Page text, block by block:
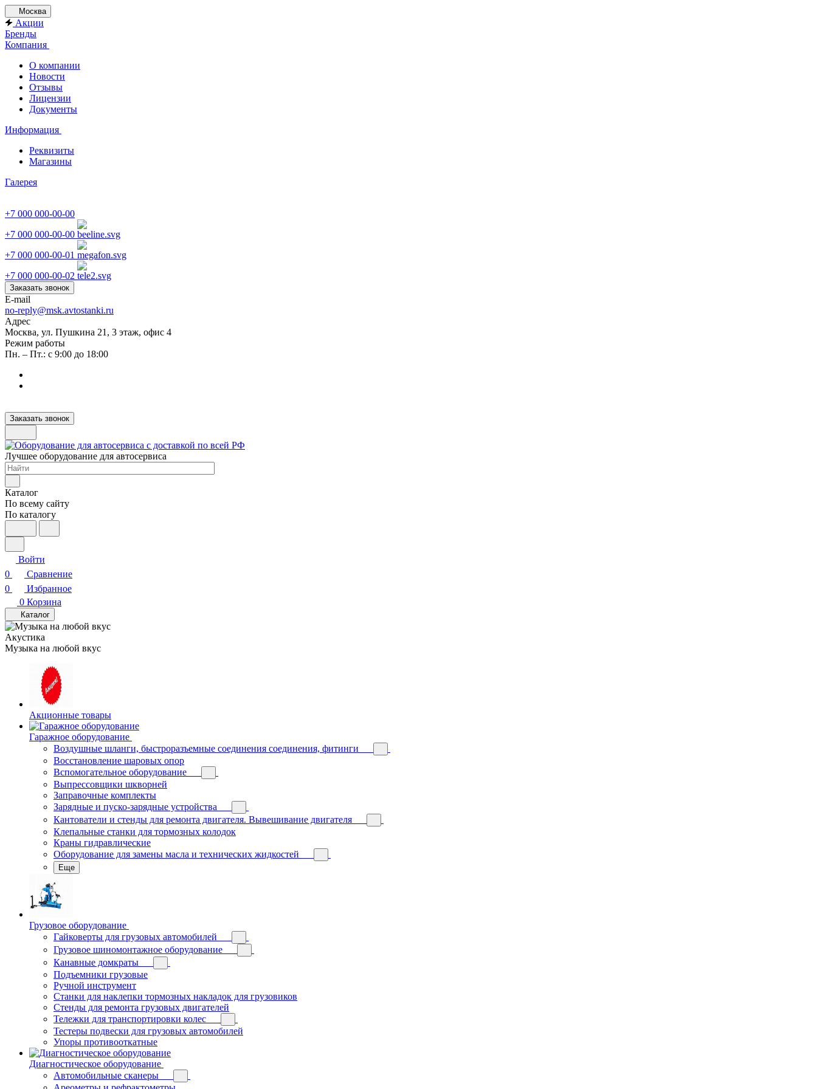
Москва
Акции
Бренды
Компания
О компании
Новости
Отзывы
Лицензии
Документы
Информация
Реквизиты
Магазины
Галерея
+7 000 000-00-00
+7 000 000-00-00
+7 000 000-00-01
+7 000 000-00-02
Заказать звонок
E-mail
no-reply@msk.avtostanki.ru
Адрес
Москва, ул. Пушкина 21, 3 этаж, офис 4
Режим работы
Пн. – Пт.: с 9:00 до 18:00
Заказать звонок
Лучшее оборудование для автосервиса
Каталог
По всему сайту
По каталогу
Войти
0
Сравнение
0
Избранное
0 Корзина
Каталог
Акустика
Музыка на любой вкус
Акционные товары
Гаражное оборудование
Воздушные шланги, быстроразъемные соединения соединения, фитинги
Восстановление шаровых опор
Вспомогательное оборудование
Выпрессовщики шкворней
Заправочные комплекты
Зарядные и пуско-зарядные устройства
Кантователи и стенды для ремонта двигателя. Вывешивание двигателя
Клепальные станки для тормозных колодок
Краны гидравлические
Оборудование для замены масла и технических жидкостей
Еще
Грузовое оборудование
Гайковерты для грузовых автомобилей
Грузовое шиномонтажное оборудование
Канавные домкраты
Подъемники грузовые
Ручной инструмент
Станки для наклепки тормозных накладок для грузовиков
Стенды для ремонта грузовых двигателей
Тележки для транспортировки колес
Тестеры подвески для грузовых автомобилей
Упоры противооткатные
Диагностическое оборудование
Автомобильные сканеры